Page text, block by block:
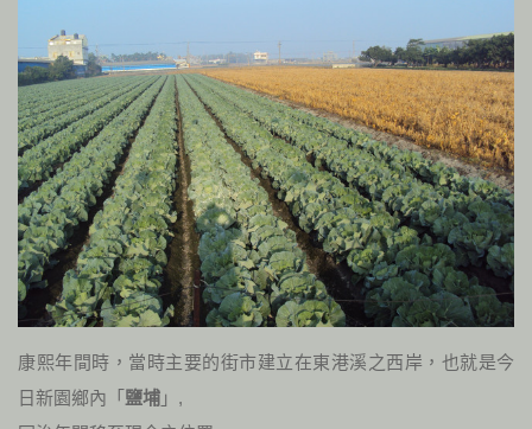
康熙年間時，當時主要的街市建立在東港溪之西岸，也就是今
日新園鄉內「 鹽埔 」,